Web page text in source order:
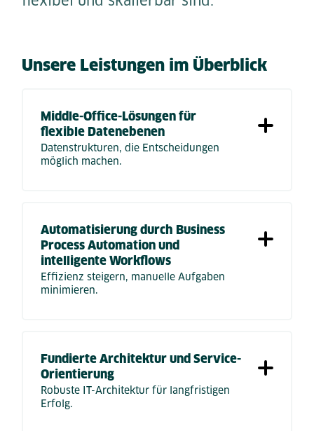
Unsere Leistungen im Überblick
Middle-Office-Lösungen für
flexible Datenebenen
Datenstrukturen, die Entscheidungen
möglich machen.
Automatisierung durch Business
Process Automation und
intelligente Workflows
Effizienz steigern, manuelle Aufgaben
minimieren.
Fundierte Architektur und Service-
Orientierung
Robuste IT-Architektur für langfristigen
Erfolg.